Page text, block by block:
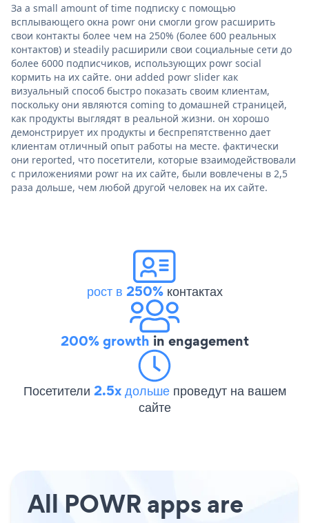
За a small amount of time подписку с помощью
всплывающего окна powr они смогли grow расширить
свои контакты более чем на 250% (более 600 реальных
контактов) и steadily расширили свои социальные сети до
более 6000 подписчиков, использующих powr social
кормить на их сайте. они added powr slider как
визуальный способ быстро показать своим клиентам,
поскольку они являются coming to домашней страницей,
как продукты выглядят в реальной жизни. он хорошо
демонстрирует их продукты и беспрепятственно дает
клиентам отличный опыт работы на месте. фактически
они reported, что посетители, которые взаимодействовали
с приложениями powr на их сайте, были вовлечены в 2,5
раза дольше, чем любой другой человек на их сайте.
рост в 250%контактах
200% growth in engagement
Посетители 2.5x дольше проведут на вашем
сайте
All POWR apps are